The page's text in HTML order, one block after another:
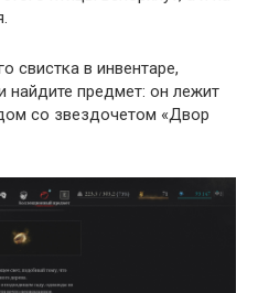
свистка в инвентаре,
найдите предмет: он лежит
со звездочетом «Двор